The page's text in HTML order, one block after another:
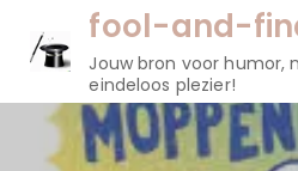
fool-and-
Jouw bron voor humor,
eindeloos plezier!